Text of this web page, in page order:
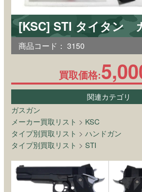
[KSC] STI タイタン
商品コード： 3150
買取価格:
関連カテゴリ
ガスガン
メーカー買取リスト > KSC
タイプ別買取リスト > ハンドガン
タイプ別買取リスト > STI